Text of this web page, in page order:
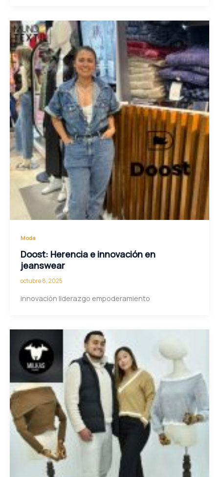
Moda
Doost: Herencia e innovación en
jeanswear
octubre 8, 2025
innovación liderazgo empoderamiento